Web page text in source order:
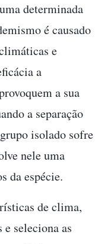
determinada
é causado
e
a
a sua
a separação
isolado sofre
nele uma
da espécie.
de clima,
seleciona as